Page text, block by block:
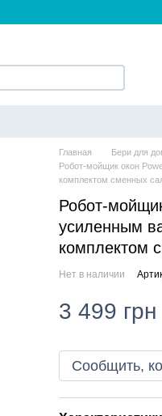
Главная
Бери для
Робот-мойщик окон
комплектом сменных
Робот-
усиленным
комплектом
Нет в наличии
3 499 грн
Сообщить,